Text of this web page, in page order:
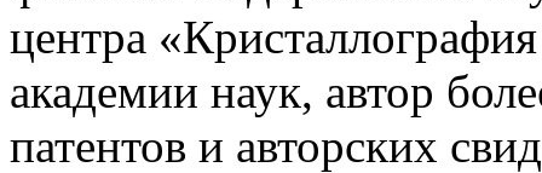
центра
академии наук, автор
патентов и авторских